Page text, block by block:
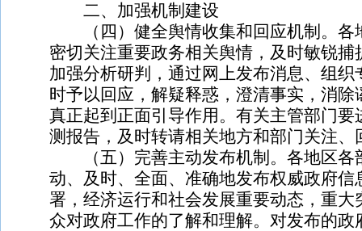
二、加强机制建设
（四）健全舆情收集和回应机制。各
密切关注重要政务相关舆情，及时敏锐
加强分析研判，通过网上发布消息、组
时予以回应，解疑释惑，澄清事实，消
真正起到正面引导作用。有关主管部门
测报告，及时转请相关地方和部门关注、
（五）完善主动发布机制。各地区各
动、及时、全面、准确地发布权威政府
署，经济运行和社会发展重要动态，重
众对政府工作的了解和理解。对发布的